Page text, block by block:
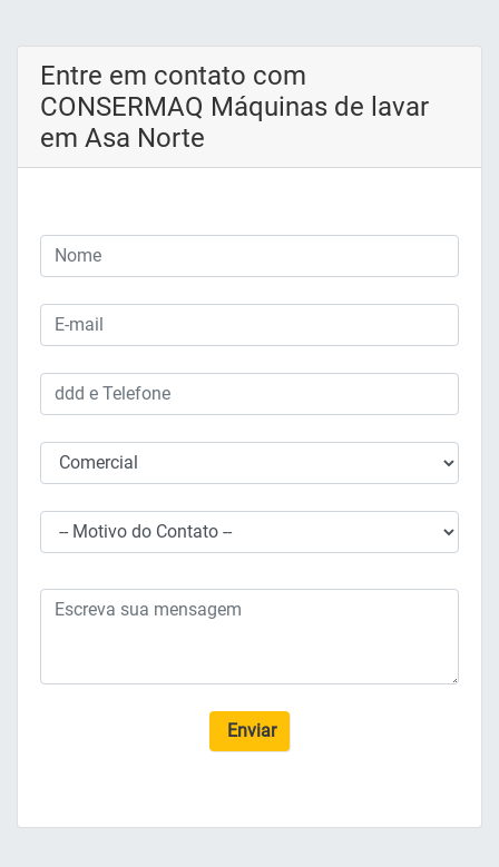
Entre em contato com
CONSERMAQ Máquinas de lavar
em Asa Norte
Enviar